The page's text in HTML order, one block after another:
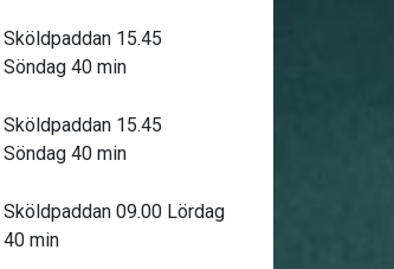
Sköldpaddan 15.45
Söndag 40 min
Sköldpaddan 15.45
Söndag 40 min
Sköldpaddan 09.00 Lördag
40 min